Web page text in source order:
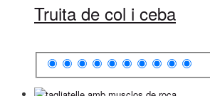
Truita de col i ceba